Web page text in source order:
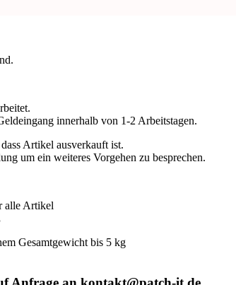
innerhalb von 1-2 Arbeitstagen.
Artikel ausverkauft ist.
um ein weiteres Vorgehen zu besprechen.
alle Artikel
Gesamtgewicht bis 5 kg